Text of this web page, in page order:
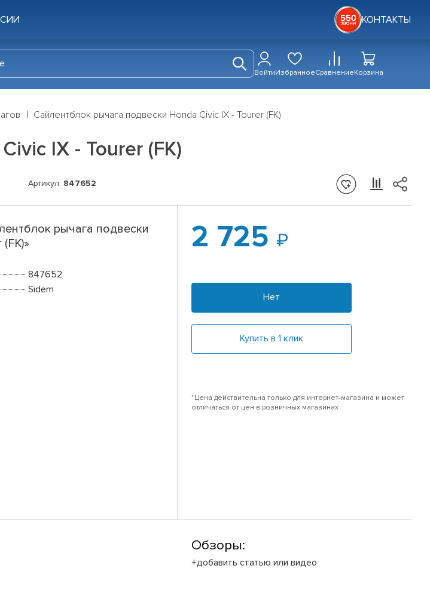
КОНТАКТЫ
ВойтиИзбранноеСравнениеКорзина
Сайлентблок рычага подвески Honda Civic IX - Tourer (FK)
IX - Tourer (FK)
Артикул: 847652
рычага подвески
847652
Sidem
2 725
Нет
Купить в 1 клик
*Цена действительна только для интернет-магазина и может
отличаться от цен в розничных магазинах
Обзоры:
+добавить статью или видео